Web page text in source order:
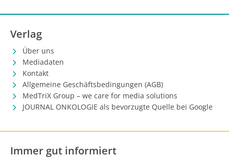
Verlag
Über uns
Mediadaten
Kontakt
Allgemeine Geschäftsbedingungen (AGB)
MedTriX Group – we care for media solutions
JOURNAL ONKOLOGIE als bevorzugte Quelle bei Google
Immer gut informiert